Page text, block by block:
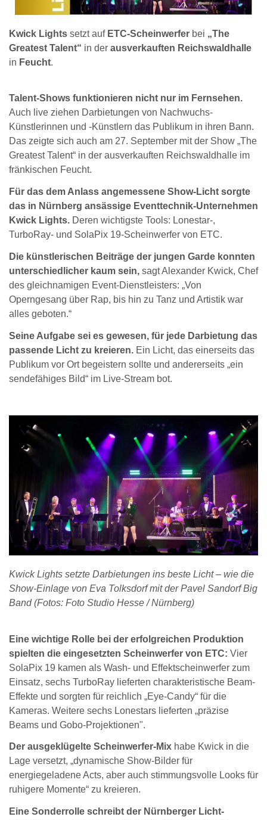
Kwick Lights setzt aufETC-Scheinwerfer bei „The
Greatest Talent“ in der ausverkauften Reichswaldhalle
in Feucht.
Talent-Shows funktionieren nicht nur im Fernsehen.
Auch live ziehen Darbietungen von Nachwuchs-
Künstlerinnen und -Künstlern das Publikum in ihren Bann.
Das zeigte sich auch am 27. September mit der Show „The
Greatest Talent“ in der ausverkauften Reichswaldhalle im
fränkischen Feucht.
Für das dem Anlass angemessene Show-Licht sorgte
das in Nürnberg ansässige Eventtechnik-Unternehmen
Kwick Lights. Deren wichtigste Tools: Lonestar-,
TurboRay- und SolaPix 19-Scheinwerfer von ETC.
Die künstlerischen Beiträge der jungen Garde konnten
unterschiedlicher kaum sein, sagt Alexander Kwick, Chef
des gleichnamigen Event-Dienstleisters: „Von
Operngesang über Rap, bis hin zu Tanz und Artistik war
alles geboten.“
Seine Aufgabe sei es gewesen, für jede Darbietung das
passende Licht zu kreieren. Ein Licht, das einerseits das
Publikum vor Ort begeistern sollte und andererseits „ein
sendefähiges Bild“ im Live-Stream bot.
Kwick Lights setzte Darbietungen ins beste Licht – wie die
Show-Einlage von Eva Tolksdorf mit der Pavel Sandorf Big
Band (Fotos: Foto Studio Hesse / Nürnberg)
Eine wichtige Rolle bei der erfolgreichen Produktion
spielten die eingesetzten Scheinwerfer von ETC: Vier
SolaPix 19 kamen als Wash- und Effektscheinwerfer zum
Einsatz, sechs TurboRay lieferten charakteristische Beam-
Effekte und sorgten für reichlich „Eye-Candy“ für die
Kameras. Weitere sechs Lonestars lieferten „präzise
Beams und Gobo-Projektionen".
Der ausgeklügelte Scheinwerfer-Mix habe Kwick in die
Lage versetzt, „dynamische Show-Bilder für
energiegeladene Acts, aber auch stimmungsvolle Looks für
ruhigere Momente“ zu kreieren.
Eine Sonderrolle schreibt der Nürnberger Licht-